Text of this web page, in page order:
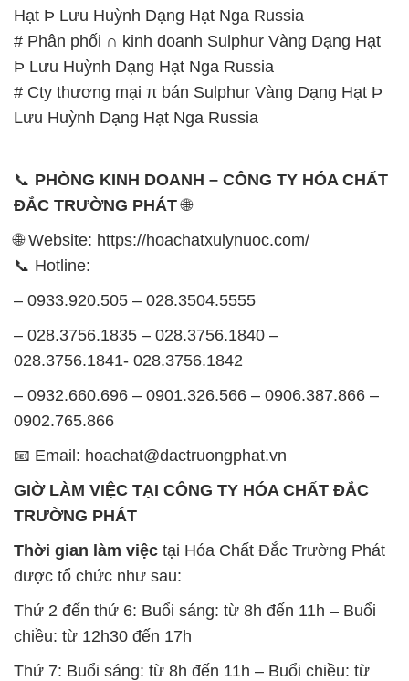
Hạt Þ Lưu Huỳnh Dạng Hạt Nga Russia
# Phân phối ∩ kinh doanh Sulphur Vàng Dạng Hạt
Þ Lưu Huỳnh Dạng Hạt Nga Russia
# Cty thương mại π bán Sulphur Vàng Dạng Hạt Þ
Lưu Huỳnh Dạng Hạt Nga Russia
📞 PHÒNG KINH DOANH – CÔNG TY HÓA CHẤT
ĐẮC TRƯỜNG PHÁT🌐
🌐 Website: https://hoachatxulynuoc.com/
📞 Hotline:
– 0933.920.505 – 028.3504.5555
– 028.3756.1835 – 028.3756.1840 –
028.3756.1841- 028.3756.1842
– 0932.660.696 – 0901.326.566 – 0906.387.866 –
0902.765.866
📧 Email: hoachat@dactruongphat.vn
GIỜ LÀM VIỆC TẠI CÔNG TY HÓA CHẤT ĐẮC
TRƯỜNG PHÁT
Thời gian làm việc tại Hóa Chất Đắc Trường Phát
được tổ chức như sau:
Thứ 2 đến thứ 6: Buổi sáng: từ 8h đến 11h – Buổi
chiều: từ 12h30 đến 17h
Thứ 7: Buổi sáng: từ 8h đến 11h – Buổi chiều: từ